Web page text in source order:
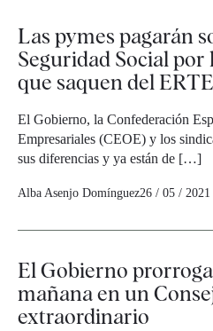
Las pymes pagarán
Seguridad Social por
que saquen del ERTE
El Gobierno, la Confederación
Empresariales (CEOE) y los
sus diferencias y ya están de […]
Alba Asenjo Domínguez26 / 05 / 2021
El Gobierno
mañana en un
extraordinario